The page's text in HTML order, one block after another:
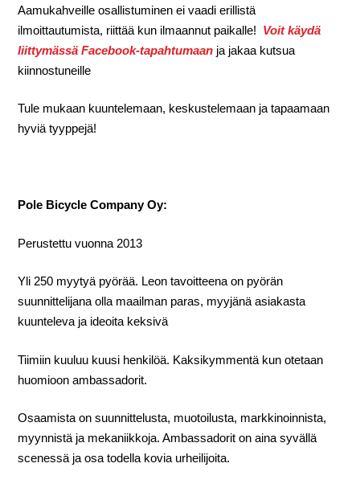
Aamukahveille osallistuminen ei vaadi erillistä
ilmoittautumista, riittää kun ilmaannut paikalle! Voit käydä
liittymässä Facebook-tapahtumaan ja jakaa kutsua
kiinnostuneille
Tule mukaan kuuntelemaan, keskustelemaan ja tapaamaan
hyviä tyyppejä!
Pole Bicycle Company Oy:
Perustettu vuonna 2013
Yli 250 myytyä pyörää. Leon tavoitteena on pyörän
suunnittelijana olla maailman paras, myyjänä asiakasta
kuunteleva ja ideoita keksivä
Tiimiin kuuluu kuusi henkilöä. Kaksikymmentä kun otetaan
huomioon ambassadorit.
Osaamista on suunnittelusta, muotoilusta, markkinoinnista,
myynnistä ja mekaniikkoja. Ambassadorit on aina syvällä
scenessä ja osa todella kovia urheilijoita.